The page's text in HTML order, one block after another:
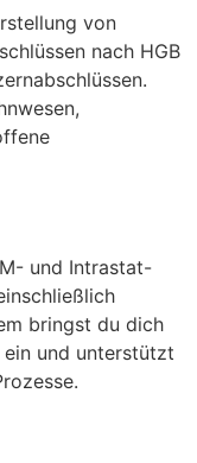
von
nach HGB
und Intrastat-
bringst du dich
und unterstützt